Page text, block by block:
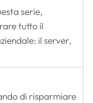
serie,
tutto il
il server,
di risparmiare